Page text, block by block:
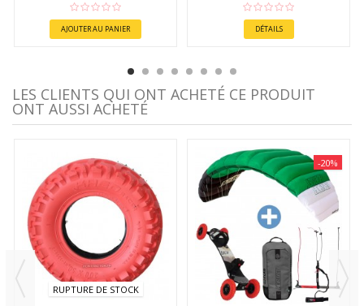
AJOUTER AU PANIER DÉTAILS
LES CLIENTS QUI ONT ACHETÉ CE PRODUIT
ONT AUSSI ACHETÉ
RUPTURE DE STOCK
-20%